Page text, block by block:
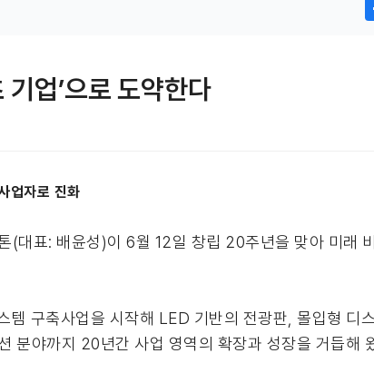
업’으로 도약한다
업자로 진화
(대표: 배윤성)이 6월 12일 창립 20주년을 맞아 미래
구축사업을 시작해 LED 기반의 전광판, 몰입형 디
분야까지 20년간 사업 영역의 확장과 성장을 거듭해